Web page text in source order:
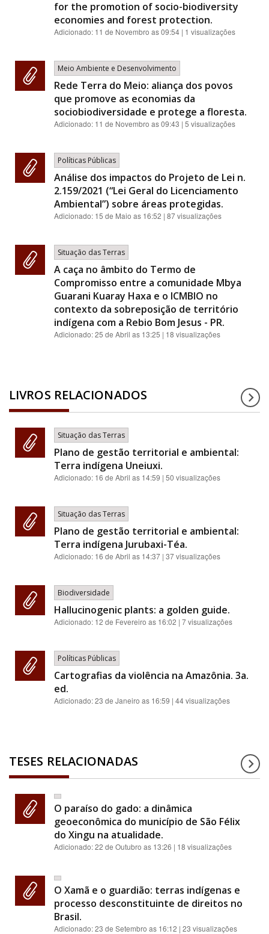
for the promotion of socio-biodiversity
economies and forest protection.
Adicionado: 11 de Novembro as 09:54 | 1 visualizações
Meio Ambiente e Desenvolvimento
Rede Terra do Meio: aliança dos povos
que promove as economias da
sociobiodiversidade e protege a floresta.
Adicionado: 11 de Novembro as 09:43 | 5 visualizações
Políticas Públicas
Análise dos impactos do Projeto de Lei n.
2.159/2021 (“Lei Geral do Licenciamento
Ambiental”) sobre áreas protegidas.
Adicionado: 15 de Maio as 16:52 | 87 visualizações
Situação das Terras
A caça no âmbito do Termo de
Compromisso entre a comunidade Mbya
Guarani Kuaray Haxa e o ICMBIO no
contexto da sobreposição de território
indígena com a Rebio Bom Jesus - PR.
Adicionado:25 de Abril as 13:25 | 18 visualizações
LIVROS RELACIONADOS
Situação das Terras
Plano de gestão territorial e ambiental:
Terra indígena Uneiuxi.
Adicionado: 16 de Abril as 14:59 | 50 visualizações
Situação das Terras
Plano de gestão territorial e ambiental:
Terra indígena Jurubaxi-Téa.
Adicionado: 16 de Abril as 14:37 | 37 visualizações
Biodiversidade
Hallucinogenic plants: a golden guide.
Adicionado: 12 de Fevereiro as 16:02 | 7 visualizações
Políticas Públicas
Cartografias da violência na Amazônia. 3a.
ed.
Adicionado:23 de Janeiro as 16:59 | 44 visualizações
TESES RELACIONADAS
O paraíso do gado: a dinâmica
geoeconômica do município de São Félix
do Xingu na atualidade.
Adicionado:22 de Outubro as 13:26 | 18 visualizações
O Xamã e o guardião: terras indígenas e
processo desconstituinte de direitos no
Brasil.
Adicionado:23 de Setembro as 16:12 | 23 visualizações